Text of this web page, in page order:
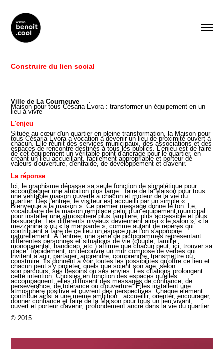
Construire du lien social
Ville de La Courneuve
Maison pour tous Césaria Évora : transformer un équipement en un
lieu à vivre
L'enjeu
Située au cœur d'un quartier en pleine transformation, la Maison pour
tous Césaria Évora a vocation à devenir un lieu de proximité ouvert à
chacun. Elle réunit des services municipaux, des associations et des
espaces de rencontre destinés à tous les publics. L'enjeu est de faire
de cet équipement un véritable point d'ancrage pour le quartier, en
créant un lieu accueillant, facilement appropriable et porteur de
valeurs d'ouverture, d'entraide, de développement et d'avenir.
La réponse
Ici, le graphisme dépasse sa seule fonction de signalétique pour
accompagner une ambition plus large : faire de la Maison pour tous
une véritable maison ouverte à chacun et moteur de la vie du
quartier. Dès l'entrée, le visiteur est accueilli par un simple «
Bienvenue à la maison ». Ce premier message donne le ton. Le
vocabulaire de la maison remplace celui d'un équipement municipal
pour installer une atmosphère plus familière, plus accessible et plus
rassurante. Les différents niveaux deviennent ainsi « le salon », « la
mezzanine » ou « la mansarde », comme autant de repères qui
contribuent à faire de ce lieu un espace que l'on s'approprie
naturellement. À l'entrée, une série de pictogrammes représentant
différentes personnes et situations de vie (couple, famille
monoparental, handicap, etc.) affirme que chacun peut, ici, trouver sa
place. Rapidement, on découvre un mur composé de verbes qui
invitent à agir, partager, apprendre, comprendre, transmettre ou
construire. Ils donnent à voir toutes les possibilités qu'offre ce lieu et
chacun peut s'y projeter, quels que soient son âge, selon
son parcours, ses besoins ou ses envies. Les citations prolongent
cette intention. Choisies en fonction des espaces qu'elles
accompagnent, elles diffusent des messages de confiance, de
persévérance, de tolérance ou d'ouverture. Elles installent une
atmosphère positive et ouvrent des perspectives. Chaque élément
contribue ainsi à une même ambition : accueillir, orienter, encourager,
donner confiance et faire de la Maison pour tous un lieu vivant,
ouvert et porteur d'avenir, profondément ancré dans la vie du quartier.
© 2015